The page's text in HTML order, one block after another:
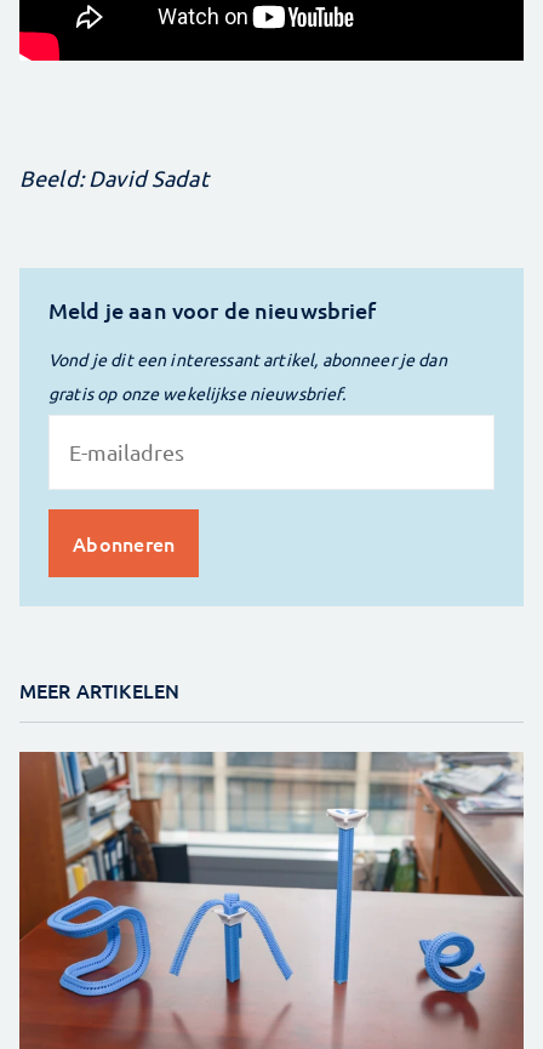
Beeld: David Sadat
Meld je aan voor de nieuwsbrief
Vond je dit een interessant artikel, abonneer je dan
gratis op onze wekelijkse nieuwsbrief.
MEER ARTIKELEN